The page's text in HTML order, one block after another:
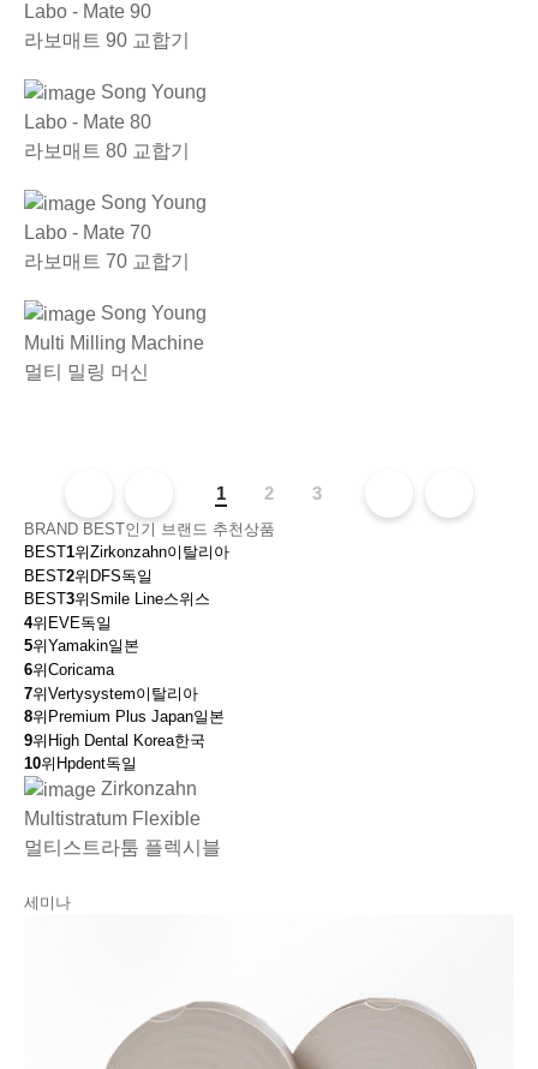
Labo - Mate 90
라보매트 90 교합기
Song Young
Labo - Mate 80
라보매트 80 교합기
Song Young
Labo - Mate 70
라보매트 70 교합기
Song Young
Multi Milling Machine
멀티 밀링 머신
1 2 3
BRAND BEST인기 브랜드 추천상품
BEST1위Zirkonzahn이탈리아
BEST2위 DFS독일
BEST3위Smile Line스위스
4위 EVE독일
5위Yamakin일본
6위Coricama
7위Vertysystem이탈리아
8위 Premium Plus Japan일본
9위 High Dental Korea한국
10위 Hpdent독일
Zirkonzahn
Multistratum Flexible
멀티스트라툼 플렉시블
세미나